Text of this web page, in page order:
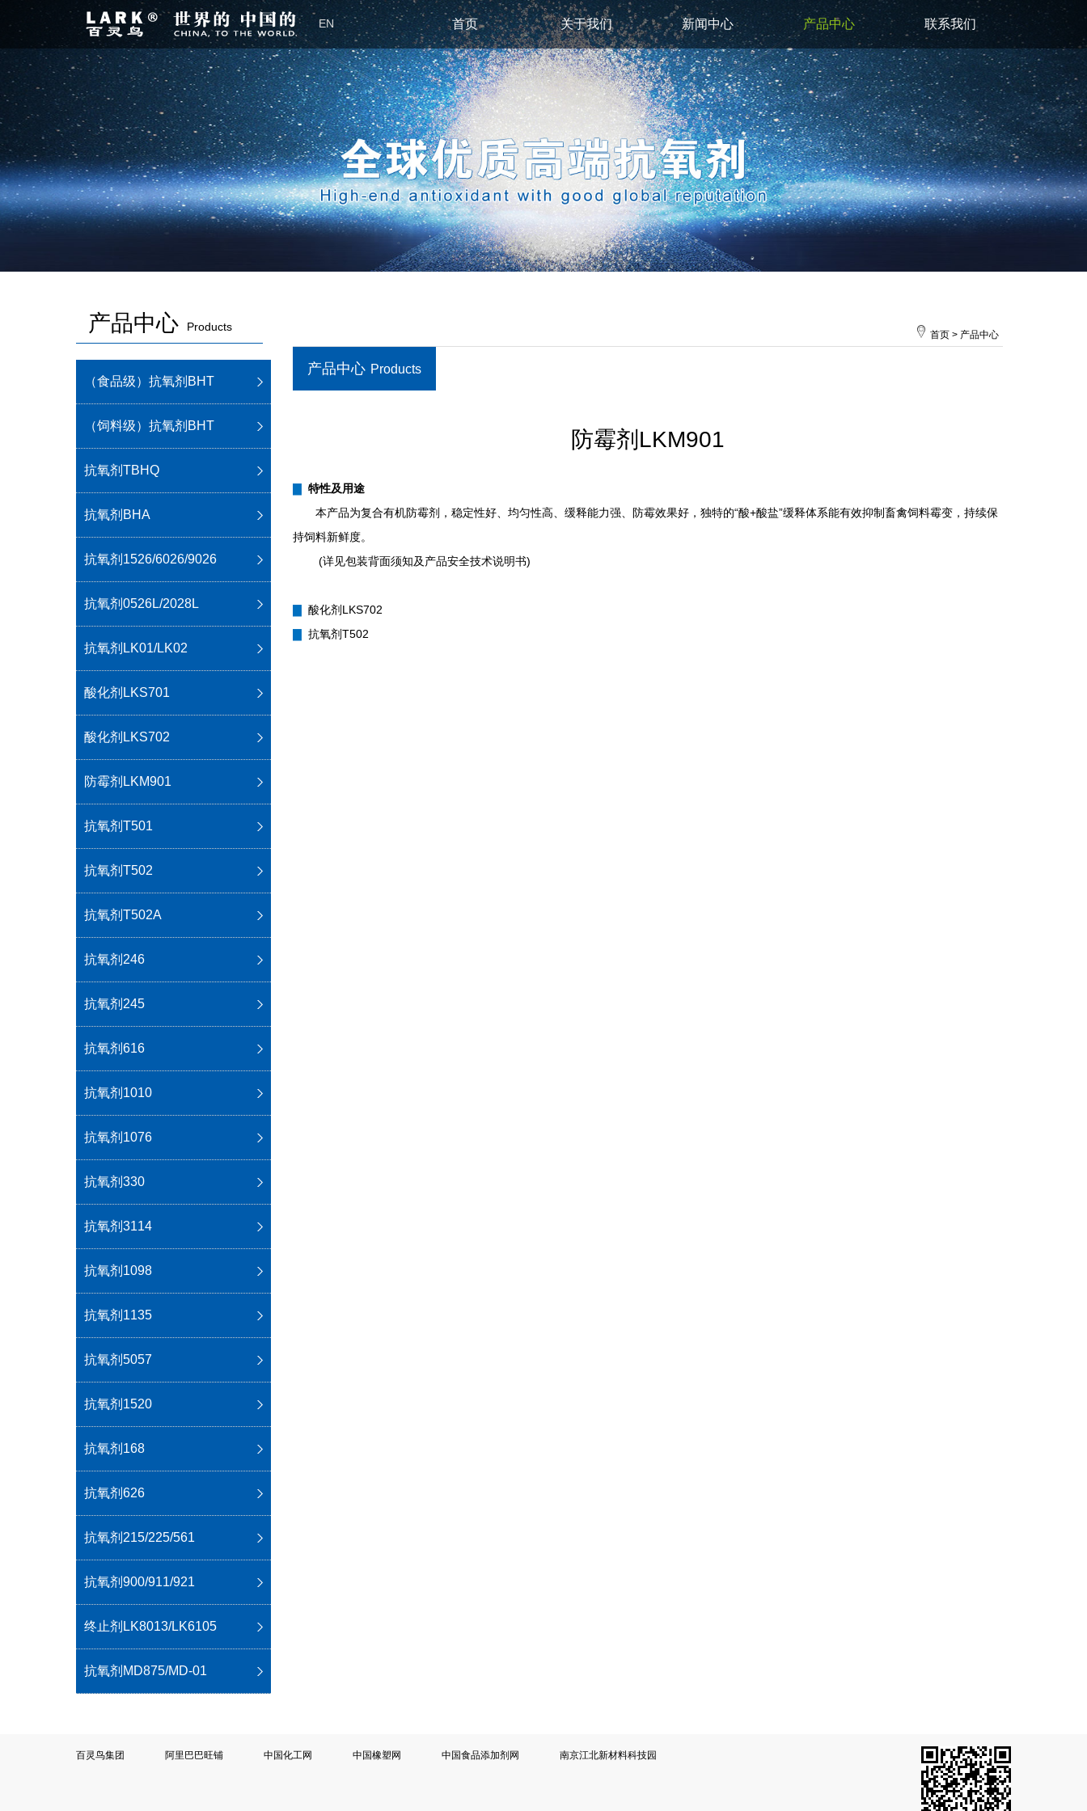
EN 首页 关于我们 新闻中心 产品中心 联系我们
产品中心 Products
（食品级）抗氧剂BHT
（饲料级）抗氧剂BHT
抗氧剂TBHQ
抗氧剂BHA
抗氧剂1526/6026/9026
抗氧剂0526L/2028L
抗氧剂LK01/LK02
酸化剂LKS701
酸化剂LKS702
防霉剂LKM901
抗氧剂T501
抗氧剂T502
抗氧剂T502A
抗氧剂246
抗氧剂245
抗氧剂616
抗氧剂1010
抗氧剂1076
抗氧剂330
抗氧剂3114
抗氧剂1098
抗氧剂1135
抗氧剂5057
抗氧剂1520
抗氧剂168
抗氧剂626
抗氧剂215/225/561
抗氧剂900/911/921
终止剂LK8013/LK6105
抗氧剂MD875/MD-01
首页> 产品中心
产品中心 Products
防霉剂LKM901
▇特性及用途
本产品为复合有机防霉剂，稳定性好、均匀性高、缓释能力强、防霉效果好，独特的“酸+酸盐”缓释体系能有效抑制畜禽饲料霉变，持续保
持饲料新鲜度。
(详见包装背面须知及产品安全技术说明书)
▇酸化剂LKS702
▇抗氧剂T502
百灵鸟集团 阿里巴巴旺铺 中国化工网 中国橡塑网 中国食品添加剂网 南京江北新材料科技园